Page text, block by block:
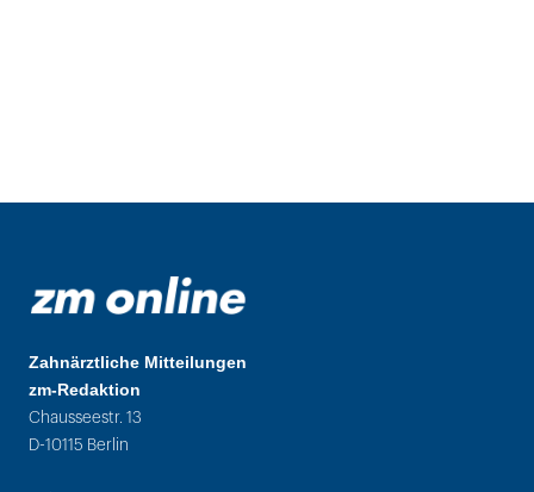
Zahnärztliche Mitteilungen
zm-Redaktion
Chausseestr. 13
D-10115 Berlin